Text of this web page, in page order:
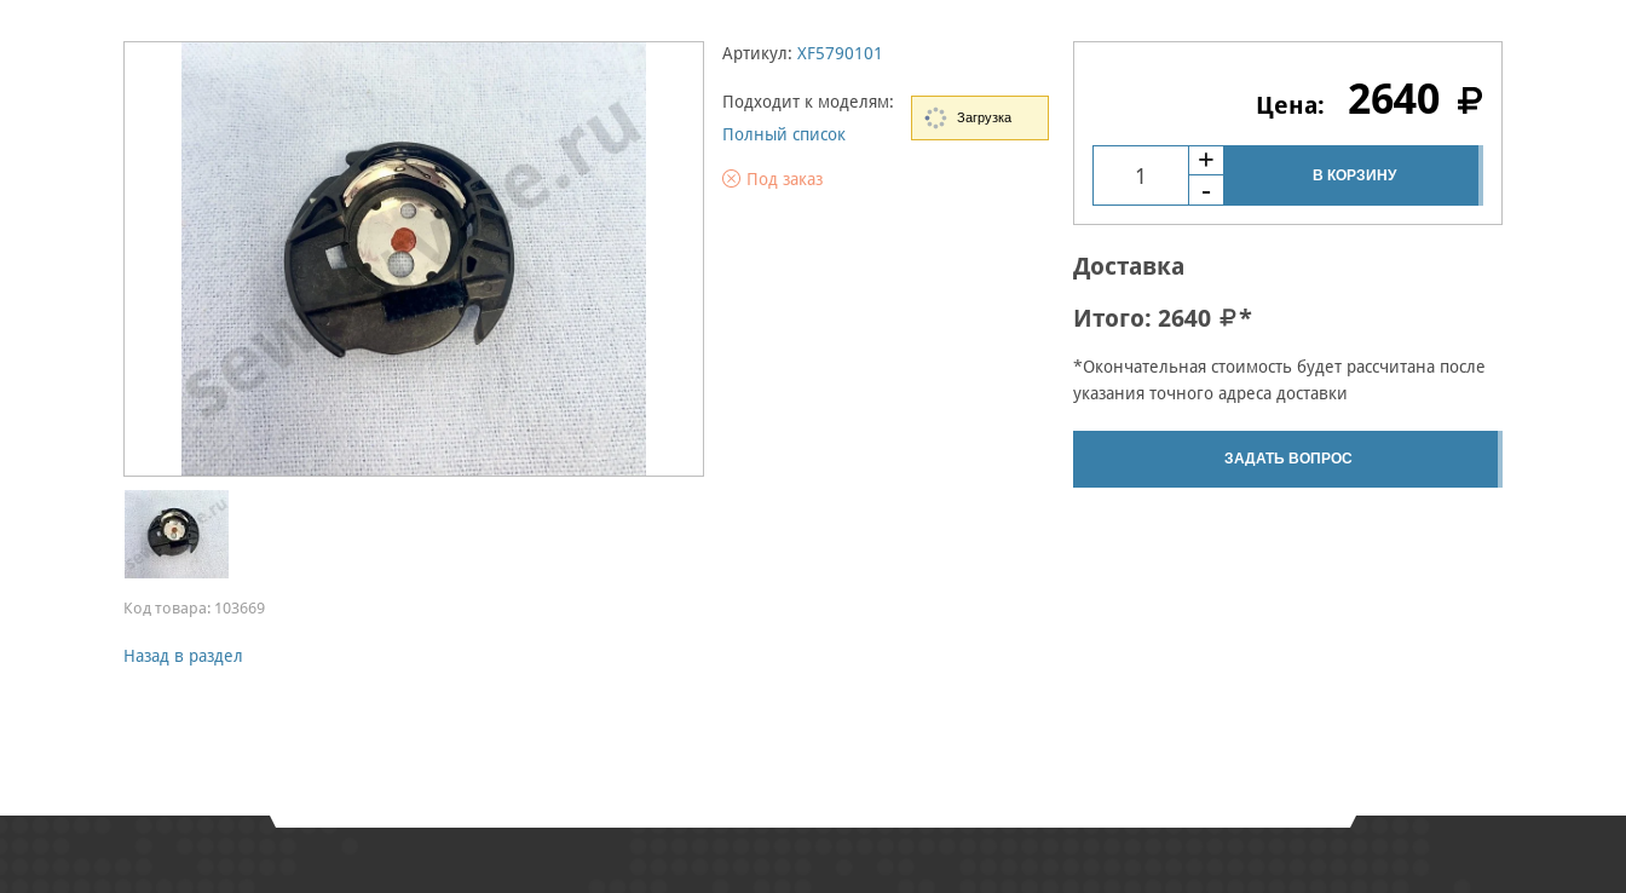
Код товара: 103669
Назад в раздел
Артикул: XF5790101
Подходит к моделям:
Полный список
Под заказ
2640
В КОРЗИНУ
Доставка
Итого: 2640 *
*Окончательная стоимость будет рассчитана после
указания точного адреса доставки
ЗАДАТЬ ВОПРОС
Загрузка